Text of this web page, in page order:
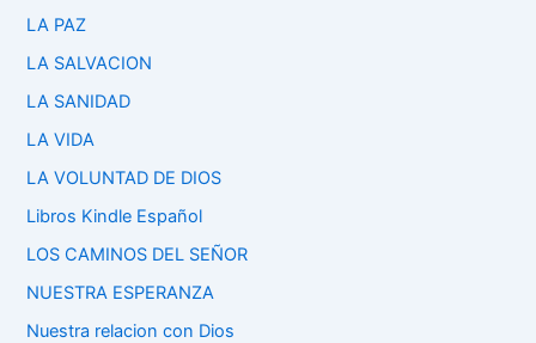
LA PAZ
LA SALVACION
LA SANIDAD
LA VIDA
LA VOLUNTAD DE DIOS
Libros Kindle Español
LOS CAMINOS DEL SEÑOR
NUESTRA ESPERANZA
Nuestra relacion con Dios